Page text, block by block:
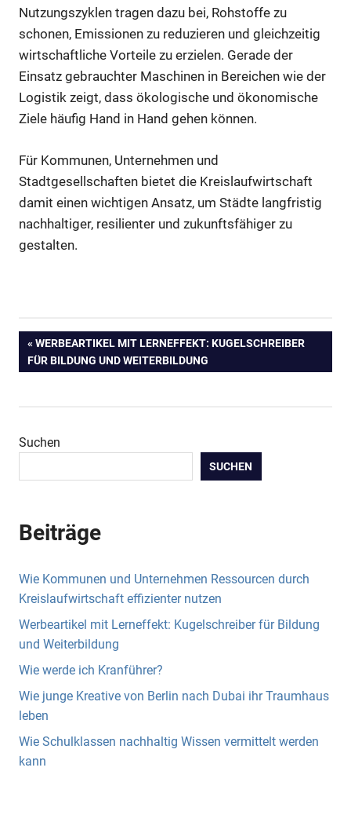
Nutzungszyklen tragen dazu bei, Rohstoffe zu
schonen, Emissionen zu reduzieren und gleichzeitig
wirtschaftliche Vorteile zu erzielen. Gerade der
Einsatz gebrauchter Maschinen in Bereichen wie der
Logistik zeigt, dass ökologische und ökonomische
Ziele häufig Hand in Hand gehen können.
Für Kommunen, Unternehmen und
Stadtgesellschaften bietet die Kreislaufwirtschaft
damit einen wichtigen Ansatz, um Städte langfristig
nachhaltiger, resilienter und zukunftsfähiger zu
gestalten.
Beitragsnavigation
VORHERIGER
BEITRAG:
WERBEARTIKEL MIT LERNEFFEKT: KUGELSCHREIBER
FÜR BILDUNG UND WEITERBILDUNG
Suchen
SUCHEN
Beiträge
Wie Kommunen und Unternehmen Ressourcen durch
Kreislaufwirtschaft effizienter nutzen
Werbeartikel mit Lerneffekt: Kugelschreiber für Bildung
und Weiterbildung
Wie werde ich Kranführer?
Wie junge Kreative von Berlin nach Dubai ihr Traumhaus
leben
Wie Schulklassen nachhaltig Wissen vermittelt werden
kann